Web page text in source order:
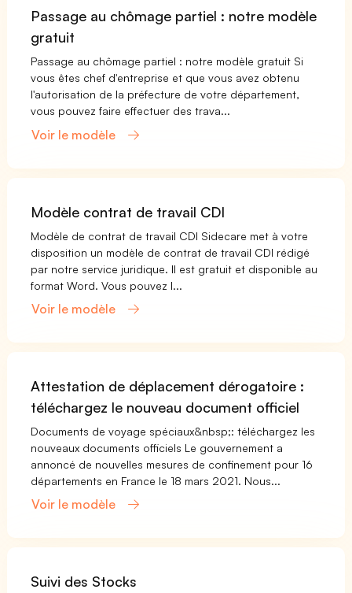
Passage au chômage partiel : notre modèle
gratuit
Passage au chômage partiel : notre modèle gratuit Si
vous êtes chef d'entreprise et que vous avez obtenu
l'autorisation de la préfecture de votre département,
vous pouvez faire effectuer des trava...
Voir le modèle
Modèle contrat de travail CDI
Modèle de contrat de travail CDI Sidecare met à votre
disposition un modèle de contrat de travail CDI rédigé
par notre service juridique. Il est gratuit et disponible au
format Word. Vous pouvez l...
Voir le modèle
Attestation de déplacement dérogatoire :
téléchargez le nouveau document officiel
Documents de voyage spéciaux&nbsp;: téléchargez les
nouveaux documents officiels Le gouvernement a
annoncé de nouvelles mesures de confinement pour 16
départements en France le 18 mars 2021. Nous...
Voir le modèle
Suivi des Stocks